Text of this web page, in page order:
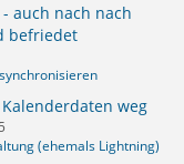
auch nach nach
befriedet
weg
(ehemals Lightning)